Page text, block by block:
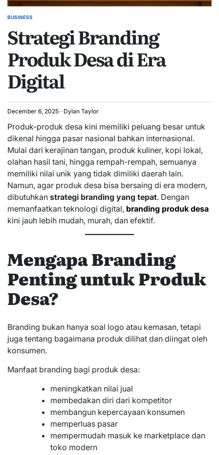
POSTED
BUSINESS
Strategi Branding
Produk Desa di Era
Digital
December 6, 2025 Dylan Taylor
Produk-produk desa kini memiliki peluang besar untuk
dikenal hingga pasar nasional bahkan internasional.
Mulai dari kerajinan tangan, produk kuliner, kopi lokal,
olahan hasil tani, hingga rempah-rempah, semuanya
memiliki nilai unik yang tidak dimiliki daerah lain.
Namun, agar produk desa bisa bersaing di era modern,
dibutuhkan strategi branding yang tepat. Dengan
memanfaatkan teknologi digital, branding produk desa
kini jauh lebih mudah, murah, dan efektif.
Mengapa Branding
Penting untuk Produk
Desa?
Branding bukan hanya soal logo atau kemasan, tetapi
juga tentang bagaimana produk dilihat dan diingat oleh
konsumen.
Manfaat branding bagi produk desa:
meningkatkan nilai jual
membedakan diri dari kompetitor
membangun kepercayaan konsumen
memperluas pasar
mempermudah masuk ke marketplace dan
toko modern